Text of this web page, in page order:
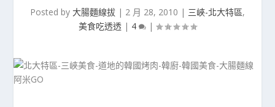
Posted by 大腸麵線拔 | 2 月 28, 2010 | 三峽-北大特區,
美食吃透透 | 4 |